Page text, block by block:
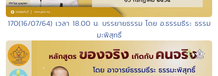
170(16/07/64) เวลา 18.00 น. บรรยายธรรม โดย อ.ธรรมธีระ ธรรม
มะพิสุทธิ์